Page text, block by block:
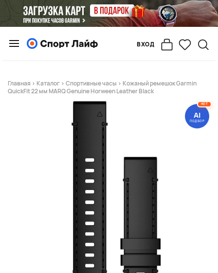
ВХОД
Главная > Каталог > Спортивные часы > Кожаный ремешок Garmin
QuickFit 22 мм MARQ Genuine Horween Leather Black
HOT
AI
ПОДБОР